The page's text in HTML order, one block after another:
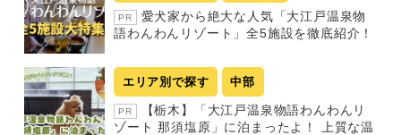
PR
愛犬家から絶大な人気「大江戸温泉物
語わんわんリゾート」全5施設を徹底紹介！
エリア別で探す 中部
PR
【栃木】「大江戸温泉物語わんわんリ
ゾート 那須塩原」に泊まったよ！ 上質な温